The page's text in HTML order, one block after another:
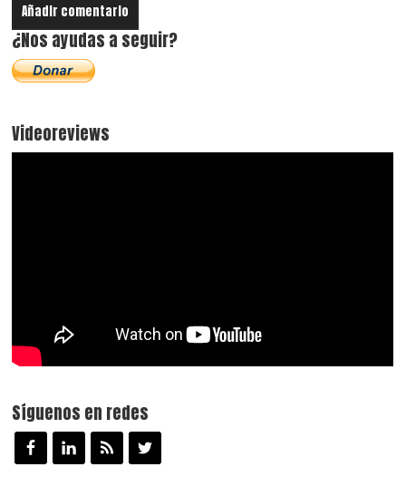
¿Nos ayudas a seguir?
Videoreviews
Síguenos en redes